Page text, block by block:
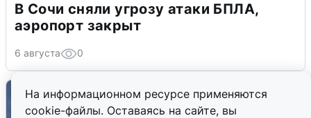
На информационном ресурсе применяются
cookie-файлы. Оставаясь на сайте, вы
В Сочи сняли угрозу атаки БПЛА,
аэропорт закрыт
6 августа 0